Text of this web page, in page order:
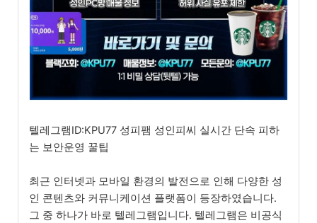
텔레그램ID:KPU77 성피팸 성인피씨 실시간 단속 피하
는 보안운영 꿀팁
최근 인터넷과 모바일 환경의 발전으로 인해 다양한 성
인 콘텐츠와 커뮤니케이션 플랫폼이 등장하였습니다.
그 중 하나가 바로 텔레그램입니다. 텔레그램은 비공식